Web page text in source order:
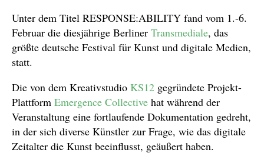
Unter dem Titel RESPONSE:ABILITY fand vom 1.-6.
Februar die diesjährige Berliner Transmediale, das
größte deutsche Festival für Kunst und digitale Medien,
statt.
Die von dem Kreativstudio KS12 gegründete Projekt-
Plattform Emergence Collective hat während der
Veranstaltung eine fortlaufende Dokumentation gedreht,
in der sich diverse Künstler zur Frage, wie das digitale
Zeitalter die Kunst beeinflusst, geäußert haben.